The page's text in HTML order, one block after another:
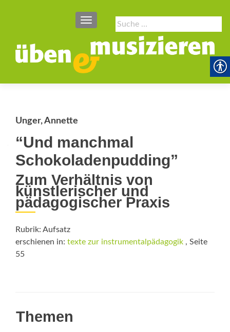
Suche
nach:
SCHALTE NAVIGATION
Unger, Annette
“Und manchmal
Schokoladenpudding”
Zum Verhältnis von
künstlerischer und
pädagogischer Praxis
Rubrik: Aufsatz
erschienen in: texte zur instrumentalpädagogik , Seite
55
Themen